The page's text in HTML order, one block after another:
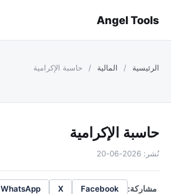
Angel Tools
الرئيسية / المالية / حاسبة الإكرامية
حاسبة الإكرامية
نُشر: 2026-06-20
مشاركة: Facebook
X
WhatsApp